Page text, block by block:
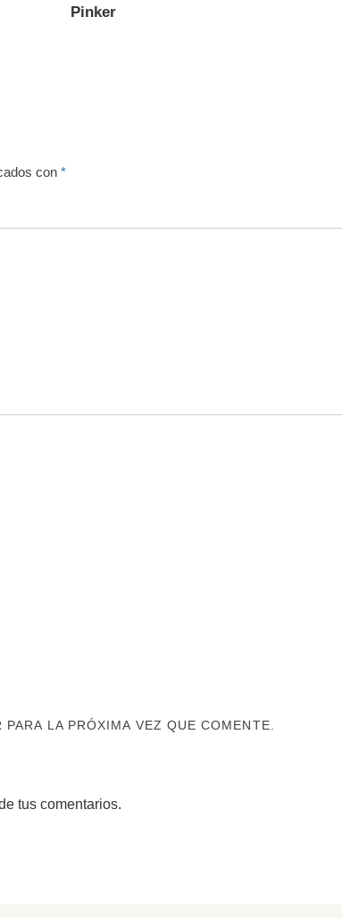
Pinker
con *
LA PRÓXIMA VEZ QUE COMENTE.
tus comentarios.